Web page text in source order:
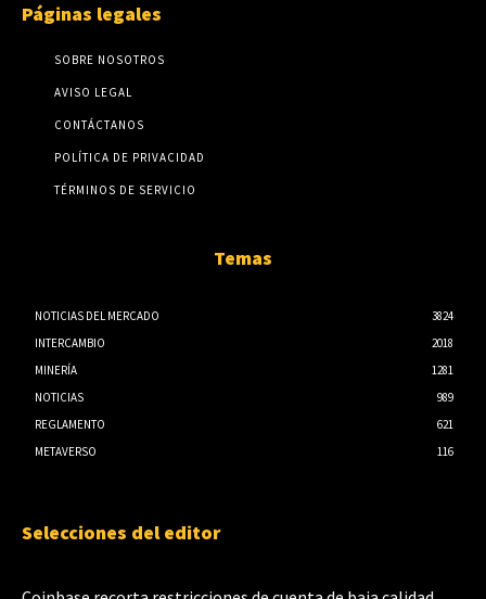
Páginas legales
SOBRE NOSOTROS
AVISO LEGAL
CONTÁCTANOS
POLÍTICA DE PRIVACIDAD
TÉRMINOS DE SERVICIO
Temas
NOTICIAS DEL MERCADO
3824
INTERCAMBIO
2018
MINERÍA
1281
NOTICIAS
989
REGLAMENTO
621
METAVERSO
116
Selecciones del editor